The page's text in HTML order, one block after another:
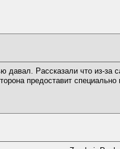
давал. Рассказали что из-
предоставит